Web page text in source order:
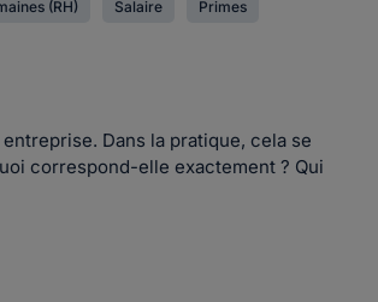
(RH) Salaire Primes
Dans la pratique, cela se
correspond-elle exactement ? Qui